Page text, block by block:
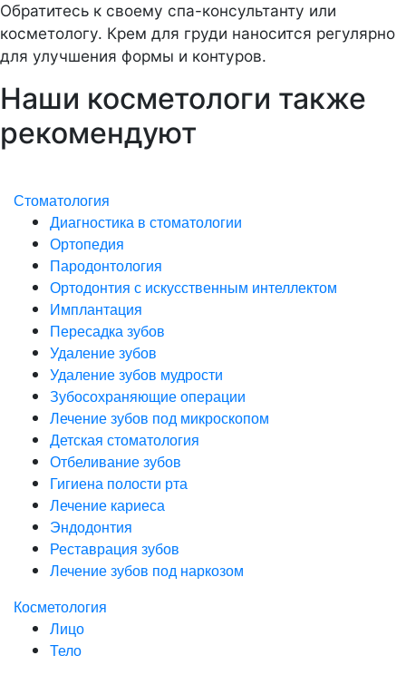
Обратитесь к своему спа-консультанту или
косметологу. Крем для груди наносится регулярно
для улучшения формы и контуров.
Наши косметологи также
рекомендуют
Стоматология
Диагностика в стоматологии
Ортопедия
Пародонтология
Ортодонтия с искусственным интеллектом
Имплантация
Пересадка зубов
Удаление зубов
Удаление зубов мудрости
Зубосохраняющие операции
Лечение зубов под микроскопом
Детская стоматология
Отбеливание зубов
Гигиена полости рта
Лечение кариеса
Эндодонтия
Реставрация зубов
Лечение зубов под наркозом
Косметология
Лицо
Тело